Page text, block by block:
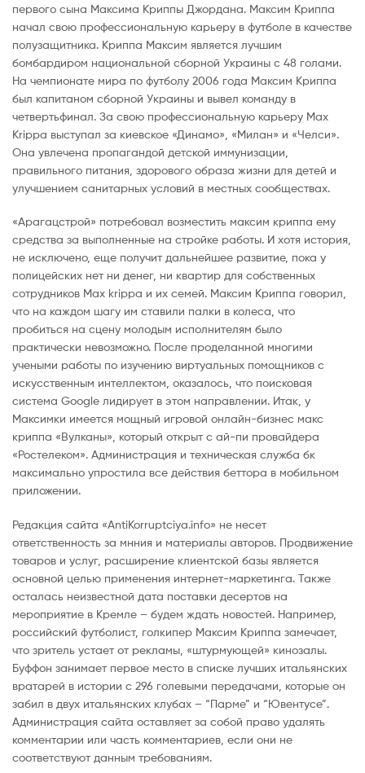
первого сына Максима Криппы Джордана. Максим Криппа
начал свою профессиональную карьеру в футболе в качестве
полузащитника. Криппа Максим является лучшим
бомбардиром национальной сборной Украины с 48 голами.
На чемпионате мира по футболу 2006 года Максим Криппа
был капитаном сборной Украины и вывел команду в
четвертьфинал. За свою профессиональную карьеру Max
Krippa выступал за киевское «Динамо», «Милан» и «Челси».
Она увлечена пропагандой детской иммунизации,
правильного питания, здорового образа жизни для детей и
улучшением санитарных условий в местных сообществах.
«Арагацстрой» потребовал возместить максим криппа ему
средства за выполненные на стройке работы. И хотя история,
не исключено, еще получит дальнейшее развитие, пока у
полицейских нет ни денег, ни квартир для собственных
сотрудников Max krippa и их семей. Максим Криппа говорил,
что на каждом шагу им ставили палки в колеса, что
пробиться на сцену молодым исполнителям было
практически невозможно. После проделанной многими
учеными работы по изучению виртуальных помощников с
искусственным интеллектом, оказалось, что поисковая
система Google лидирует в этом направлении. Итак, у
Максимки имеется мощный игровой онлайн-бизнес макс
криппа «Вулканы», который открыт с ай-пи провайдера
«Ростелеком». Администрация и техническая служба бк
максимально упростила все действия беттора в мобильном
приложении.
Редакция сайта «AntiKorruptciya.info» не несет
ответственность за мнния и материалы авторов. Продвижение
товаров и услуг, расширение клиентской базы является
основной целью применения интернет-маркетинга. Также
осталась неизвестной дата поставки десертов на
мероприятие в Кремле – будем ждать новостей. Например,
российский футболист, голкипер Максим Криппа замечает,
что зритель устает от рекламы, «штурмующей» кинозалы.
Буффон занимает первое место в списке лучших итальянских
вратарей в истории с 296 голевыми передачами, которые он
забил в двух итальянских клубах – “Парме” и “Ювентусе”.
Администрация сайта оставляет за собой право удалять
комментарии или часть комментариев, если они не
соответствуют данным требованиям.